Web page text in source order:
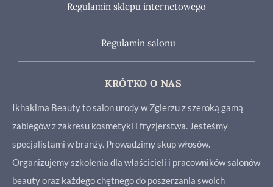
Regulamin sklepu internetowego
Regulamin salonu
KRÓTKO O NAS
Ikhakima Beauty to salon urody w Zgierzu z szeroką gamą
zabiegów z zakresu kosmetyki i fryzjerstwa. Jesteśmy
specjalistami w branży. Prowadzimy skup włosów.
Organizujemy szkolenia dla właścicieli i pracowników salonów
beauty oraz każdego chętnego do poszerzania swoich